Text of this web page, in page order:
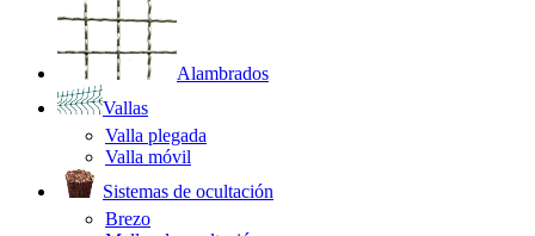
Alambrados
Vallas
Valla plegada
Valla móvil
Sistemas de ocultación
Brezo